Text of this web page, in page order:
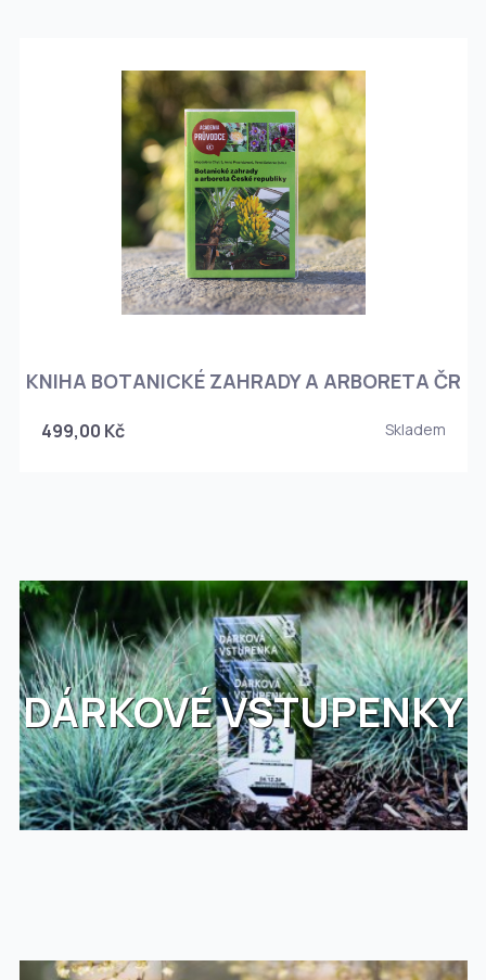
KNIHA BOTANICKÉ ZAHRADY A ARBORETA ČR
499,00 Kč Skladem
DÁRKOVÉ VSTUPENKY